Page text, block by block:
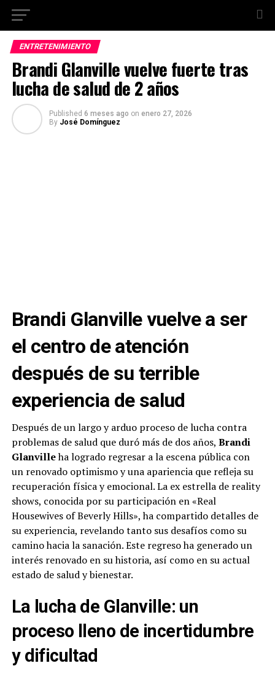
ENTRETENIMIENTO
Brandi Glanville vuelve fuerte tras
lucha de salud de 2 años
Published 6 meses ago on enero 27, 2026
By José Domínguez
Brandi Glanville vuelve a ser
el centro de atención
después de su terrible
experiencia de salud
Después de un largo y arduo proceso de lucha contra
problemas de salud que duró más de dos años, Brandi
Glanvilleha logrado regresar a la escena pública con
un renovado optimismo y una apariencia que refleja su
recuperación física y emocional. La ex estrella de reality
shows, conocida por su participación en «Real
Housewives of Beverly Hills», ha compartido detalles de
su experiencia, revelando tanto sus desafíos como su
camino hacia la sanación. Este regreso ha generado un
interés renovado en su historia, así como en su actual
estado de salud y bienestar.
La lucha de Glanville: un
proceso lleno de incertidumbre
y dificultad